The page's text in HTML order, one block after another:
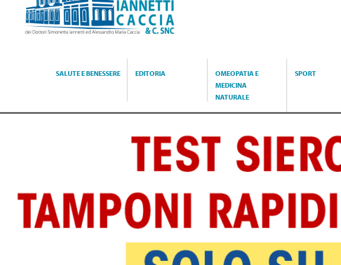
SALUTE E BENESSERE EDITORIA
OMEOPATIA E
MEDICINA
NATURALE
SPORT